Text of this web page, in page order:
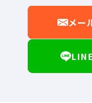
メー